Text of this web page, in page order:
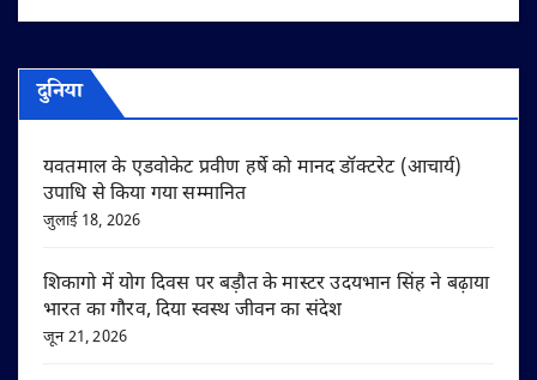
दुनिया
यवतमाल के एडवोकेट प्रवीण हर्षे को मानद डॉक्टरेट (आचार्य)
उपाधि से किया गया सम्मानित
जुलाई 18, 2026
शिकागो में योग दिवस पर बड़ौत के मास्टर उदयभान सिंह ने बढ़ाया
भारत का गौरव, दिया स्वस्थ जीवन का संदेश
जून 21, 2026